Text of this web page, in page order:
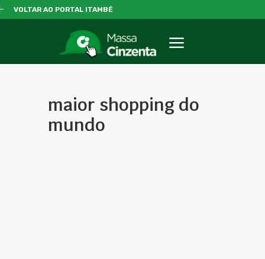
VOLTAR AO PORTAL ITAMBÉ
maior shopping do
mundo